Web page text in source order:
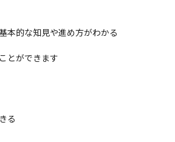
的な知見や進め方がわかる
とができます
る